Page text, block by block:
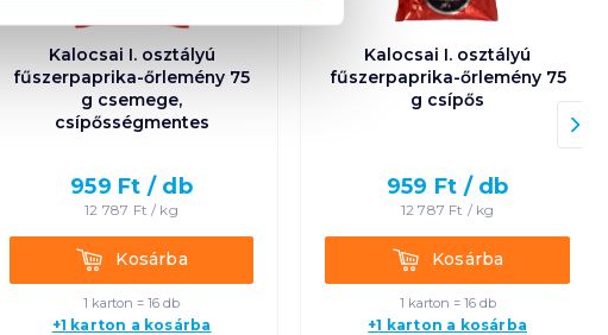
Kalocsai I. osztályú
fűszerpaprika-őrlemény 75
g csemege,
csípősségmentes
959 Ft / db
12 787 Ft / kg
KosárbaKosárba
1 karton = 16 db
+1 karton a kosárba
Kalocsai I. osztályú
fűszerpaprika-őrlemény 75
g csípős
959 Ft / db
12 787 Ft / kg
KosárbaKosárba
1 karton = 16 db
+1 karton a kosárba